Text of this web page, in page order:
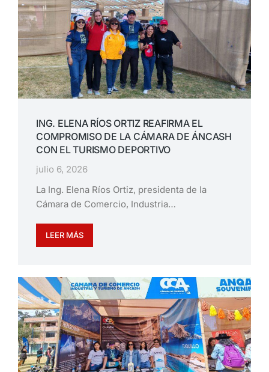
ING. ELENA RÍOS ORTIZ REAFIRMA EL
COMPROMISO DE LA CÁMARA DE ÁNCASH
CON EL TURISMO DEPORTIVO
julio 6, 2026
La Ing. Elena Ríos Ortiz, presidenta de la
Cámara de Comercio, Industria…
LEER MÁS